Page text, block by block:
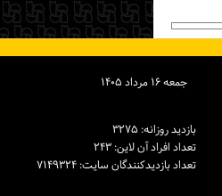
جمعه ۱۶ مرداد ۱۴۰۵
بازدید روزانه: ۳۲۷۵
تعداد افراد آن لاین: ۲۴۳
تعداد بازدیدكنندگان سایت: ۷۱۴۹۳۲۴